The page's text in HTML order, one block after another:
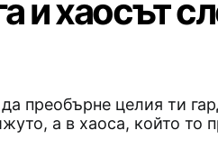
и хаосът
преобърне целия ти
а в хаоса, който то